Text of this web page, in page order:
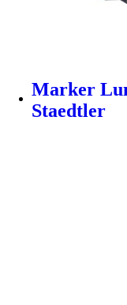
Marker
Staedtler